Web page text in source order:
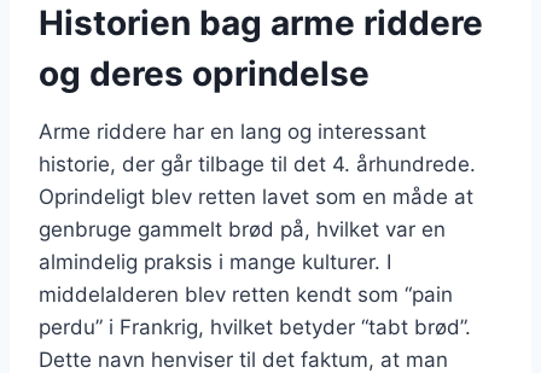
Historien bag arme riddere
og deres oprindelse
Arme riddere har en lang og interessant
historie, der går tilbage til det 4. århundrede.
Oprindeligt blev retten lavet som en måde at
genbruge gammelt brød på, hvilket var en
almindelig praksis i mange kulturer. I
middelalderen blev retten kendt som “pain
perdu” i Frankrig, hvilket betyder “tabt brød”.
Dette navn henviser til det faktum, at man